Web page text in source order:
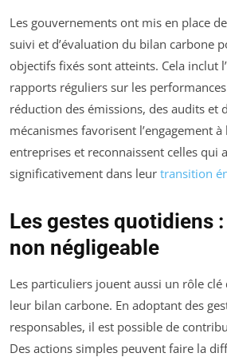
Les gouvernements ont mis en place
suivi et d’évaluation du bilan carbone
objectifs fixés sont atteints. Cela inclut
rapports réguliers sur les
réduction des émissions, des audits et
mécanismes favorisent l’engagement
entreprises et reconnaissent celles qui
significativement dans leur transition
Les gestes quotidiens
non négligeable
Les particuliers jouent aussi un rôle
leur bilan carbone. En adoptant des
responsables, il est possible de
Des actions simples peuvent faire la